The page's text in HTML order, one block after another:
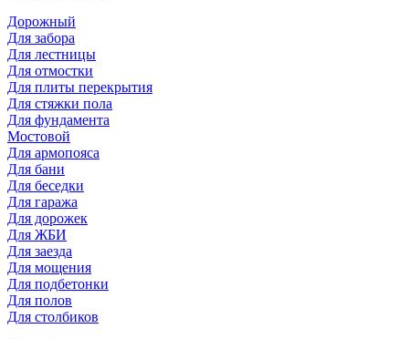
Дорожный
Для забора
Для лестницы
Для отмостки
Для плиты перекрытия
Для стяжки пола
Для фундамента
Мостовой
Для армопояса
Для бани
Для беседки
Для гаража
Для дорожек
Для ЖБИ
Для заезда
Для мощения
Для подбетонки
Для полов
Для столбиков